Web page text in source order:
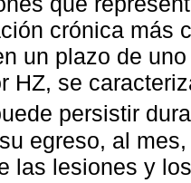
crónica más
un plazo de
HZ, se
persistir
egreso, al
las lesiones y